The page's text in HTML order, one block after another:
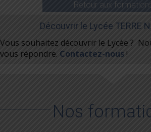
Retour aux
Découvrir le Lycée TERRE
Vous souhaitez découvrir le Lycée ?
vous répondre. Contactez-nous!
Nos